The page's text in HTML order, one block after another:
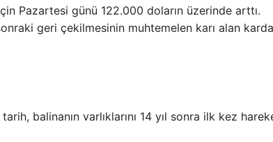
Pazartesi günü 122.000 doların üzerinde arttı.
geri çekilmesinin muhtemelen karı alan
balinanın varlıklarını 14 yıl sonra ilk kez